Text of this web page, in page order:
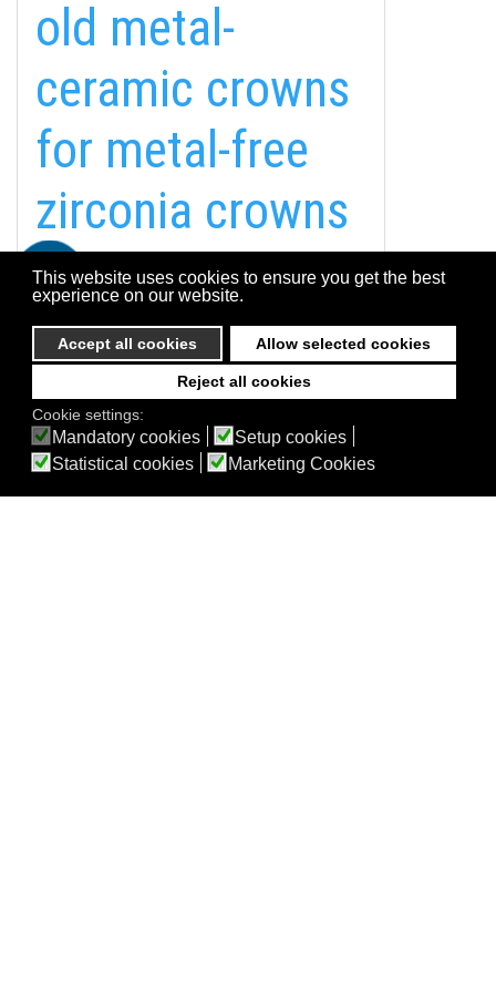
This website uses cookies to ensure you get the best
experience on our website.
Reject all cookies
Allow selected cookies
Accept all cookies
Cookie settings:
Mandatory cookies
Setup cookies
Statistical cookies
Marketing Cookies
old metal-
ceramic crowns
for metal-free
zirconia crowns
(Case
presentation)
(51)
Esztétikai és konzerváló fogászat
Parodontológia, fogágybetegségek
Dentofóbia és éber szedálás
Digitális fogászat
EGYÉB INFORMÁCIÓK
Adatkezelési szabályzat
Kapcsolat
© 2026 Suba Dental | Webdesign by
Akadálymentesítési nyilatkozat